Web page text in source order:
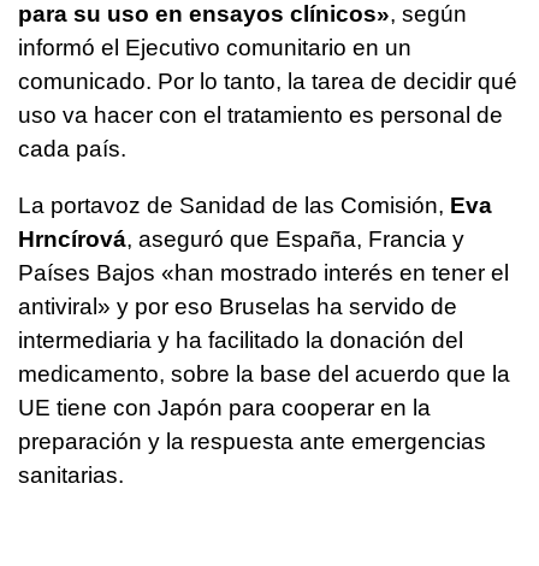
para su uso en ensayos clínicos», según
informó el Ejecutivo comunitario en un
comunicado. Por lo tanto, la tarea de decidir qué
uso va hacer con el tratamiento es personal de
cada país.
La portavoz de Sanidad de las Comisión, Eva
Hrncírová, aseguró que España, Francia y
Países Bajos «han mostrado interés en tener el
antiviral» y por eso Bruselas ha servido de
intermediaria y ha facilitado la donación del
medicamento, sobre la base del acuerdo que la
UE tiene con Japón para cooperar en la
preparación y la respuesta ante emergencias
sanitarias.